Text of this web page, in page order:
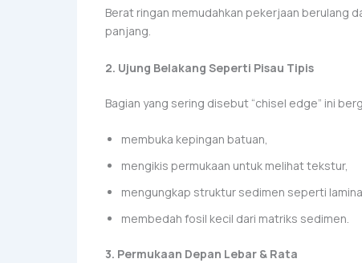
Berat ringan memudahkan pekerjaan berulang
panjang.
2. Ujung Belakang Seperti Pisau Tipis
Bagian yang sering disebut “chisel edge” ini
membuka kepingan batuan,
mengikis permukaan untuk melihat tekstur,
mengungkap struktur sedimen seperti
membedah fosil kecil dari matriks sedimen.
3. Permukaan Depan Lebar & Rata